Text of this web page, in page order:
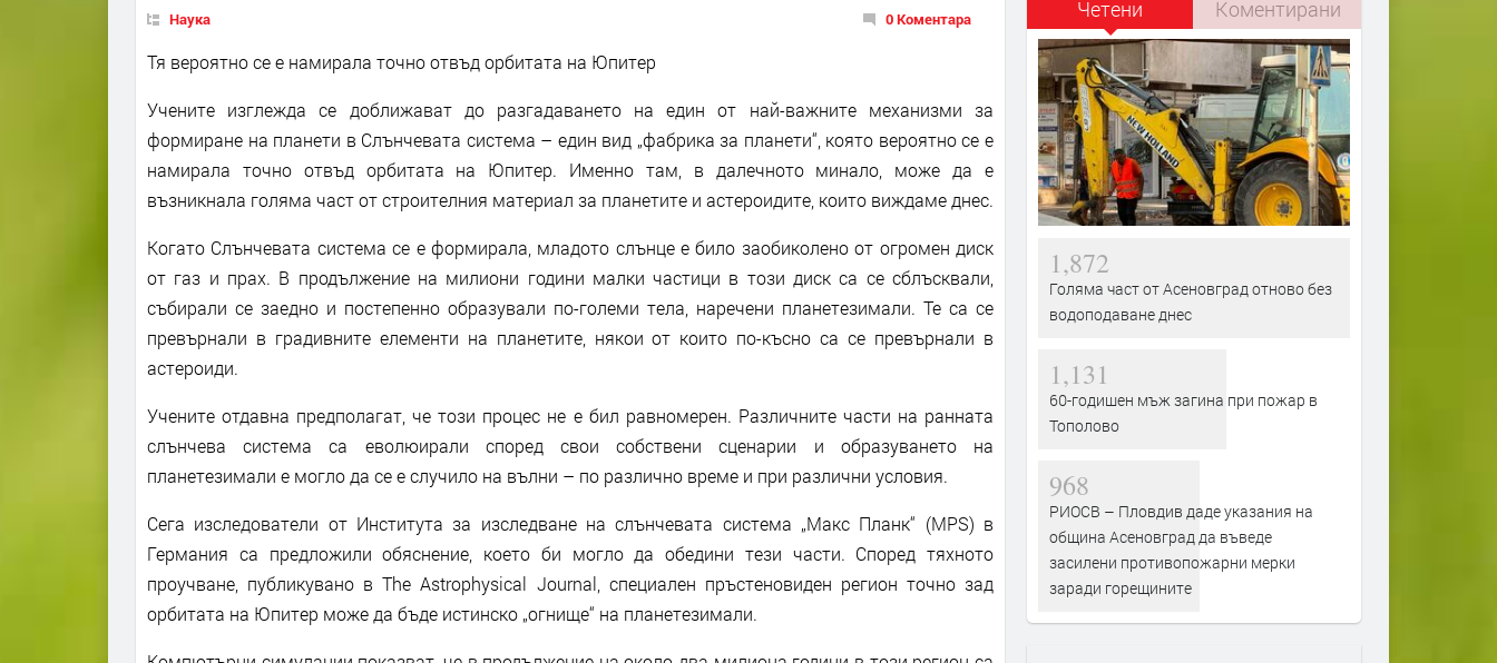
Наука 0 Коментара
Тя вероятно се е намирала точно отвъд орбитата на Юпитер
Учените изглежда се доближават до разгадаването на един от най-важните механизми за
формиране на планети в Слънчевата система – един вид „фабрика за планети“, която вероятно се е
намирала точно отвъд орбитата на Юпитер. Именно там, в далечното минало, може да е
възникнала голяма част от строителния материал за планетите и астероидите, които виждаме днес.
Когато Слънчевата система се е формирала, младото слънце е било заобиколено от огромен диск
от газ и прах. В продължение на милиони години малки частици в този диск са се сблъсквали,
събирали се заедно и постепенно образували по-големи тела, наречени планетезимали. Те са се
превърнали в градивните елементи на планетите, някои от които по-късно са се превърнали в
астероиди.
Учените отдавна предполагат, че този процес не е бил равномерен. Различните части на ранната
слънчева система са еволюирали според свои собствени сценарии и образуването на
планетезимали е могло да се е случило на вълни – по различно време и при различни условия.
Сега изследователи от Института за изследване на слънчевата система „Макс Планк“ (MPS) в
Германия са предложили обяснение, което би могло да обедини тези части. Според тяхното
проучване, публикувано в The Astrophysical Journal, специален пръстеновиден регион точно зад
орбитата на Юпитер може да бъде истинско „огнище“ на планетезимали.
Четени Коментирани
1,872
Голяма част от Асеновград отново без
водоподаване днес
1,131
60-годишен мъж загина при пожар в
Тополово
968
РИОСВ – Пловдив даде указания на
община Асеновград да въведе
засилени противопожарни мерки
заради горещините